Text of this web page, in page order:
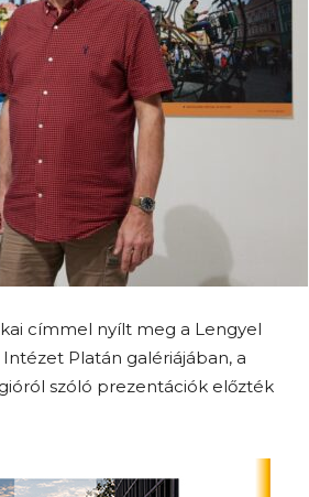
címmel nyílt meg a Lengyel
Platán galériájában, a
szóló prezentációk előzték